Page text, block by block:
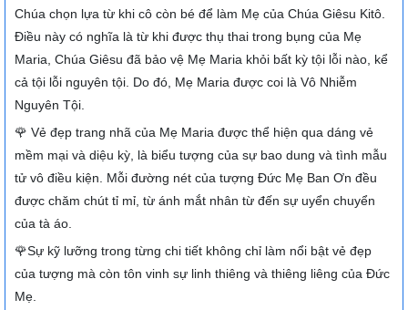
Chúa chọn lựa từ khi cô còn bé để làm Mẹ của Chúa Giêsu Kitô.
Điều này có nghĩa là từ khi được thụ thai trong bụng của Mẹ
Maria, Chúa Giêsu đã bảo vệ Mẹ Maria khỏi bất kỳ tội lỗi nào, kể
cả tội lỗi nguyên tội. Do đó, Mẹ Maria được coi là Vô Nhiễm
Nguyên Tội.
🌹 Vẻ đẹp trang nhã của Mẹ Maria được thể hiện qua dáng vẻ
mềm mại và diệu kỳ, là biểu tượng của sự bao dung và tình mẫu
tử vô điều kiện. Mỗi đường nét của tượng Đức Mẹ Ban Ơn đều
được chăm chút tỉ mỉ, từ ánh mắt nhân từ đến sự uyển chuyển
của tà áo.
🌹Sự kỹ lưỡng trong từng chi tiết không chỉ làm nổi bật vẻ đẹp
của tượng mà còn tôn vinh sự linh thiêng và thiêng liêng của Đức
Mẹ.